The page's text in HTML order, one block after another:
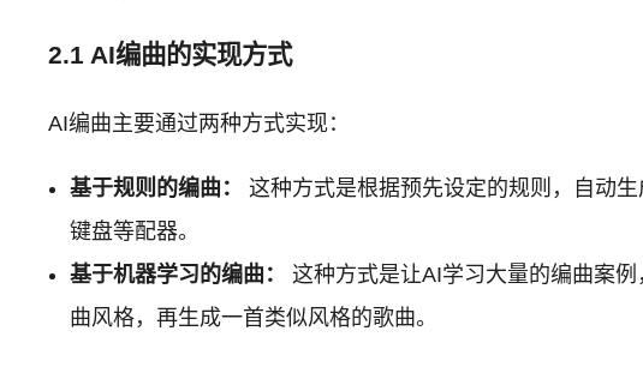
2.1 AI编曲的实现方式
AI编曲主要通过两种方式实现：
基于规则的编曲：
这种方式是根据预先设定的规则，自动
键盘等配器。
基于机器学习的编曲：
这种方式是让AI学习大量的编曲案
曲风格，再生成一首类似风格的歌曲。